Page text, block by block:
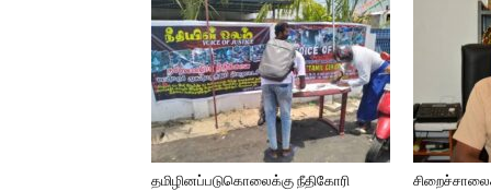
தமிழினப்படுகொலைக்கு நீதிகோரி